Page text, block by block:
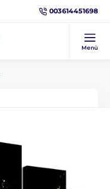
003614451698
Menü